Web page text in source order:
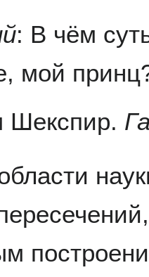
: В чём
мой
Шекспир.